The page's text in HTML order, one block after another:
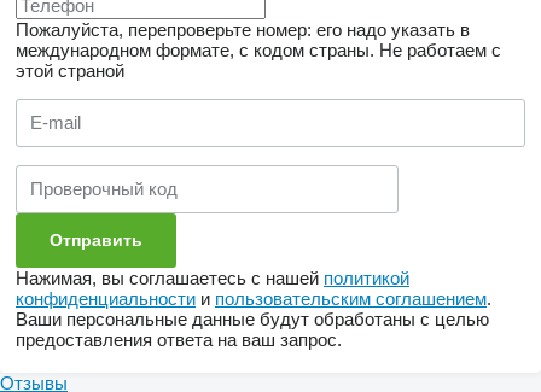
Пожалуйста, перепроверьте номер: его надо указать в
международном формате, с кодом страны. Не работаем с
этой страной
Нажимая, вы соглашаетесь с нашей политикой
конфиденциальности и пользовательским соглашением.
Ваши персональные данные будут обработаны с целью
предоставления ответа на ваш запрос.
Отзывы